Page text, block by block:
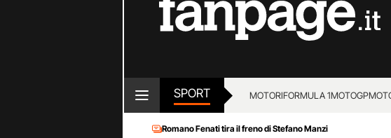
SPORT MOTORIFORMULA 1MOTOGP
Romano Fenati tira il freno di Stefano Manzi